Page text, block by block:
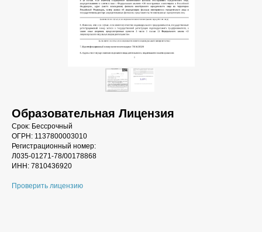
Образовательная Лицензия
Срок: Бессрочный
ОГРН: 1137800003010
Регистрационный номер:
Л035-01271-78/00178868
ИНН: 7810436920
Проверить лицензию